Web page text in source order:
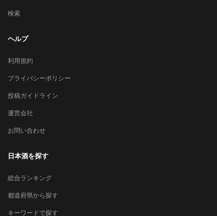
検索
ヘルプ
利用規約
プライバシーポリシー
投稿ガイドライン
運営会社
お問い合わせ
日本酒を探す
総合ランキング
都道府県から探す
キーワードで探す